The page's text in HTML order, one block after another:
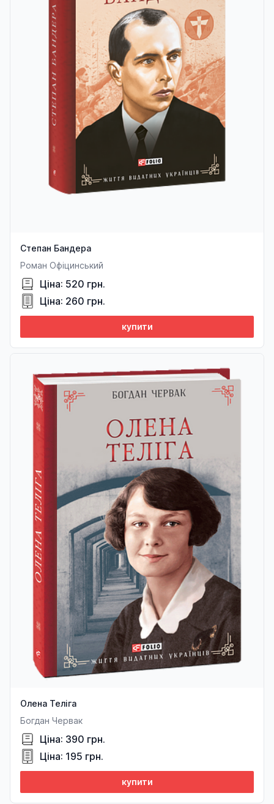
Степан Бандера
Роман Офіцинський
Ціна: 520 грн.
Ціна: 260 грн.
купити
Олена Теліга
Богдан Червак
Ціна: 390 грн.
Ціна: 195 грн.
купити